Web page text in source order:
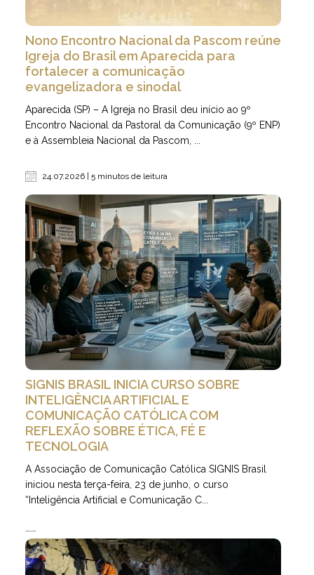
Nono Encontro Nacional da Pascom reúne
Igreja do Brasil em Aparecida para
fortalecer a comunicação
evangelizadora e sinodal
Aparecida (SP) – A Igreja no Brasil deu início ao 9º
Encontro Nacional da Pastoral da Comunicação (9º ENP)
e à Assembleia Nacional da Pascom, ...
24.07.2026 | 5 minutos de leitura
SIGNIS BRASIL INICIA CURSO SOBRE
INTELIGÊNCIA ARTIFICIAL E
COMUNICAÇÃO CATÓLICA COM
REFLEXÃO SOBRE ÉTICA, FÉ E
TECNOLOGIA
A Associação de Comunicação Católica SIGNIS Brasil
iniciou nesta terça-feira, 23 de junho, o curso
“Inteligência Artificial e Comunicação C...